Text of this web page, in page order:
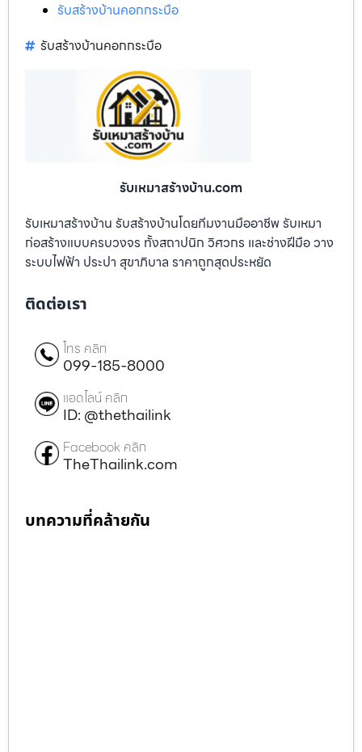
รับสร้างบ้านคอกกระบือ
รับสร้างบ้านคอกกระบือ
รับเหมาสร้างบ้าน.com
รับเหมาสร้างบ้าน รับสร้างบ้านโดยทีมงานมืออาชีพ รับเหมา
ก่อสร้างแบบครบวงจร ทั้งสถาปนิก วิศวกร และช่างฝีมือ วาง
ระบบไฟฟ้า ประปา สุขาภิบาล ราคาถูกสุดประหยัด
ติดต่อเรา
โทร คลิก
099-185-8000
แอดไลน์ คลิก
ID: @thethailink
Facebook คลิก
TheThailink.com
บทความที่คล้ายกัน